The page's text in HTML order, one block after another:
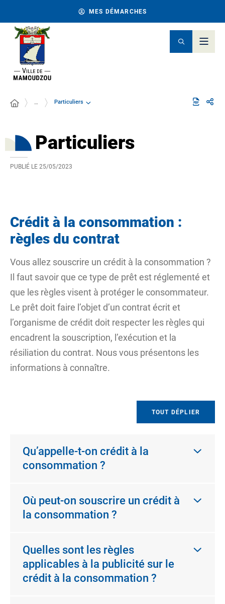
MES DÉMARCHES
… Particuliers
Particuliers
PUBLIÉ LE 25/05/2023
Crédit à la consommation :
règles du contrat
Vous allez souscrire un crédit à la consommation ?
Il faut savoir que ce type de prêt est réglementé et
que les règles visent à protéger le consommateur.
Le prêt doit faire l’objet d’un contrat écrit et
l’organisme de crédit doit respecter les règles qui
encadrent la souscription, l’exécution et la
résiliation du contrat. Nous vous présentons les
informations à connaître.
TOUT DÉPLIER
Qu’appelle-t-on crédit à la
consommation ?
Où peut-on souscrire un crédit à
la consommation ?
Quelles sont les règles
applicables à la publicité sur le
crédit à la consommation ?